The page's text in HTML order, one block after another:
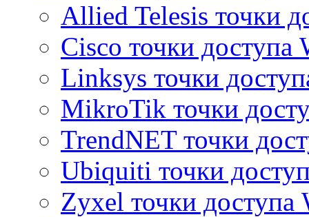
Allied Telesis точки
Cisco точки доступа
Linksys точки
MikroTik точки
TrendNET точки
Ubiquiti точки
Zyxel точки доступа